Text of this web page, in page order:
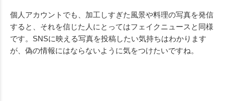
個人アカウントでも、加工しすぎた風景や料理の写真を発信
すると、それを信じた人にとってはフェイクニュースと同様
です。SNSに映える写真を投稿したい気持ちはわかります
が、偽の情報にはならないように気をつけたいですね。